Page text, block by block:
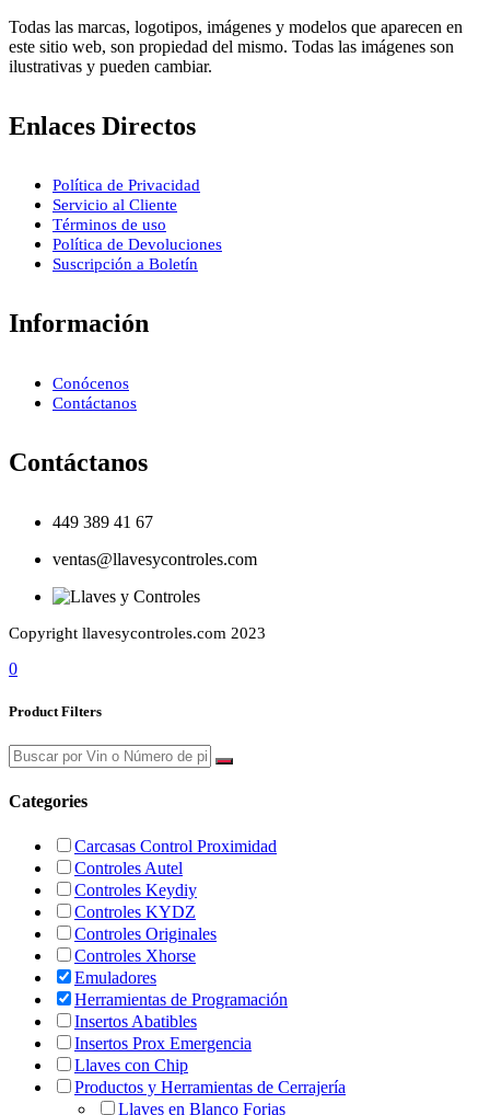
Todas las marcas, logotipos, imágenes y modelos que aparecen en
este sitio web, son propiedad del mismo. Todas las imágenes son
ilustrativas y pueden cambiar.
Enlaces Directos
Política de Privacidad
Servicio al Cliente
Términos de uso
Política de Devoluciones
Suscripción a Boletín
Información
Conócenos
Contáctanos
Contáctanos
449 389 41 67
ventas@llavesycontroles.com
Copyright llavesycontroles.com 2023
0
Product Filters
Categories
Carcasas Control Proximidad
Controles Autel
Controles Keydiy
Controles KYDZ
Controles Originales
Controles Xhorse
Emuladores
Herramientas de Programación
Insertos Abatibles
Insertos Prox Emergencia
Llaves con Chip
Productos y Herramientas de Cerrajería
Llaves en Blanco Forjas